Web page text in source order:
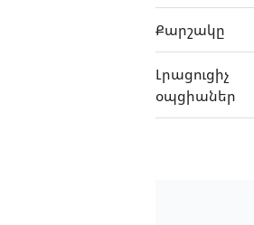
Focus
Ford
Foton
Freightliner
Քարշակը
Լրացուցիչ
օպցիաներ